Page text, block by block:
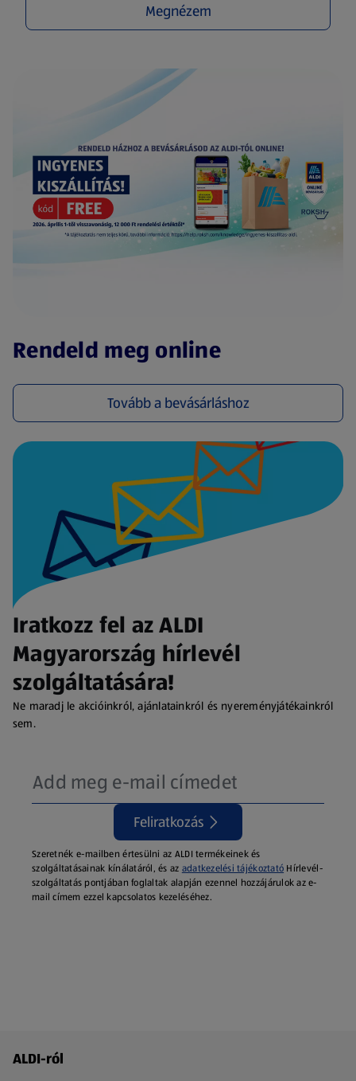
Megnézem
Rendeld meg online
Tovább a bevásárláshoz
(új oldalon nyílik meg)
Iratkozz fel az ALDI
Magyarország hírlevél
szolgáltatására!
Ne maradj le akcióinkról, ajánlatainkról és nyereményjátékainkról
sem.
Feliratkozás
Szeretnék e-mailben értesülni az ALDI termékeinek és
szolgáltatásainak kínálatáról, és az adatkezelési tájékoztató Hírlevél-
szolgáltatás pontjában foglaltak alapján ezennel hozzájárulok az e-
mail címem ezzel kapcsolatos kezeléséhez.
Láblécmenü - további linkek
ALDI-ról